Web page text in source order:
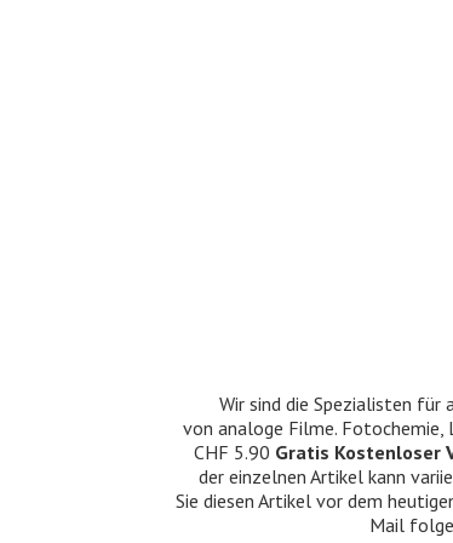
Wir sind die Spezialisten
von analoge Filme. Fotochemie,
CHF 5.90 Gratis Kostenloser
der einzelnen Artikel kann
Sie diesen Artikel vor dem
Mail